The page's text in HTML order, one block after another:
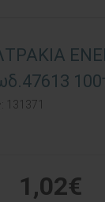
131371
1,02€